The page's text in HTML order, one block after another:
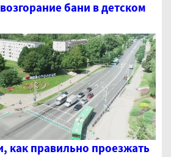
бани в детском
как правильно проезжать